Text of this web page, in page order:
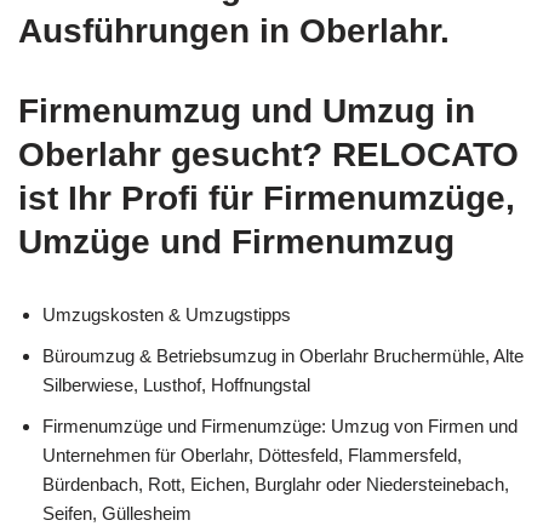
Ausführungen in Oberlahr.
Firmenumzug und Umzug in
Oberlahr gesucht? RELOCATO
ist Ihr Profi für Firmenumzüge,
Umzüge und Firmenumzug
Umzugskosten & Umzugstipps
Büroumzug & Betriebsumzug in Oberlahr Bruchermühle, Alte
Silberwiese, Lusthof, Hoffnungstal
Firmenumzüge und Firmenumzüge: Umzug von Firmen und
Unternehmen für Oberlahr, Döttesfeld, Flammersfeld,
Bürdenbach, Rott, Eichen, Burglahr oder Niedersteinebach,
Seifen, Güllesheim